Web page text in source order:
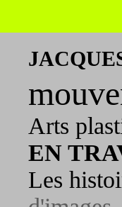
Arts
EN
Les